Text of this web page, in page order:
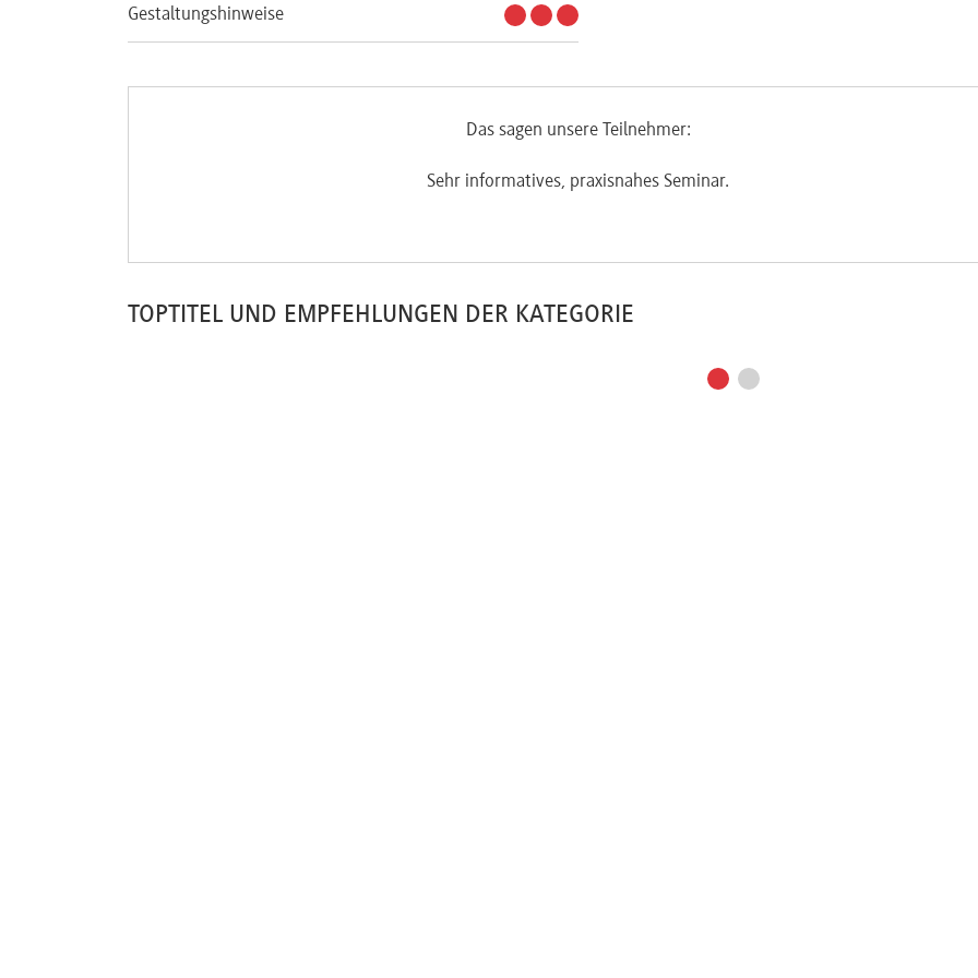
Gestaltungshinweise
Das sagen unsere Teilnehmer:
Sehr informatives, praxisnahes Seminar.
TOPTITEL UND EMPFEHLUNGEN DER KATEGORIE